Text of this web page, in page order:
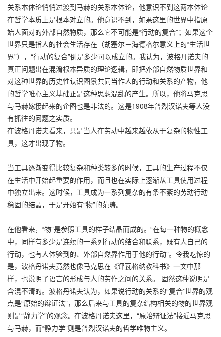
关系本体论悄悄过渡到马赫的关系本体论，他意识不到这两本体论
在哲学本质上是根本对立的。他意识不到，如果这里的世界中指原
始人面对的外部自然物质，那么它不可能是“行动的复合”；如果这个
世界只是指人的社会生活存在（胡塞尔－海德格尔意义上的“生活世
界”），“行动的复合”倒是多少可以成立的。我认为，波格丹诺夫的
真正问题出在混淆根本异质的理论逻辑，即把外部自然物质世界和
对这种世界的历史性认识图景共同当作人的行动和关系的产物，他
的哲学唯心主义基础正是这种思想混乱的产生。所以，他将马克思
与马赫嫁接起来的企图也是非法的。这是1908年普烈汉诺夫等人没
有抓往的问题之实质。
在波格丹诺夫看来，只是当人在劳动中越来越依从于复杂的物性工
具，这才出现了物。
当工具逐渐变得比较复杂和种类较多的时候，工具的生产过程不仅
在生活中开始起重要的作用，而且也在实际上逐渐从工具使用过程
中独立出来。这时候，工具成为一系列复杂的有条不紊的劳动行动
稳固的结晶，于是开始有“物”的范畴。
在他看来，“物”是参照工具的样子结晶而成的。“在每一种物的概念
中，同样有多少是连续的一系列行动的结合和联系，既有人自己的
行动，也有人体验到的、外部自然界作用于他的行动”。令我吃惊的
是，波格丹诺夫竟然也像马克思在《评瓦格纳教科书》一文中那
样，也说明了语言的形成与人的劳作之间的关系。 固然这种说明是
含混不清的。波格丹诺夫认为，如果说行动的关系的“复合”世界的观
点是“原始的辩证法”，那么后来与工具的复杂结构相关的物的世界观
则是“静力学”的观念。在波格丹诺夫这里，“原始辩证法”接近马克思
与马赫，而“静力学”则是普烈汉诺夫的哲学唯物主义。